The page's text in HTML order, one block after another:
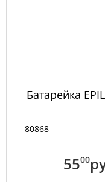
Батарейка
80868
5500